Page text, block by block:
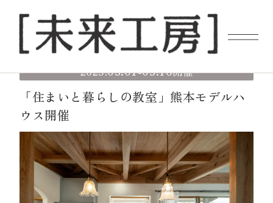
2025.03.01-03.16開催
「住まいと暮らしの教室」熊本モデルハ
ウス開催